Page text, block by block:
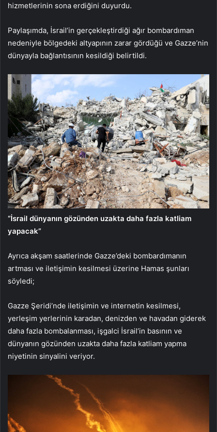
hizmetlerinin sona erdiğini duyurdu.
Paylaşımda, İsrail’in gerçekleştirdiği ağır bombardıman
nedeniyle bölgedeki altyapının zarar gördüğü ve Gazze’nin
dünyayla bağlantısının kesildiği belirtildi.
“İsrail dünyanın gözünden uzakta daha fazla katliam
yapacak”
Ayrıca akşam saatlerinde Gazze’deki bombardımanın
artması ve iletişimin kesilmesi üzerine Hamas şunları
söyledi;
Gazze Şeridi’nde iletişimin ve internetin kesilmesi,
yerleşim yerlerinin karadan, denizden ve havadan giderek
daha fazla bombalanması, işgalci İsrail’in basının ve
dünyanın gözünden uzakta daha fazla katliam yapma
niyetinin sinyalini veriyor.